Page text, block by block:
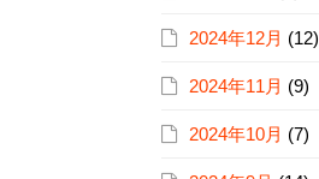
2024年12月 (12)
2024年11月 (9)
2024年10月 (7)